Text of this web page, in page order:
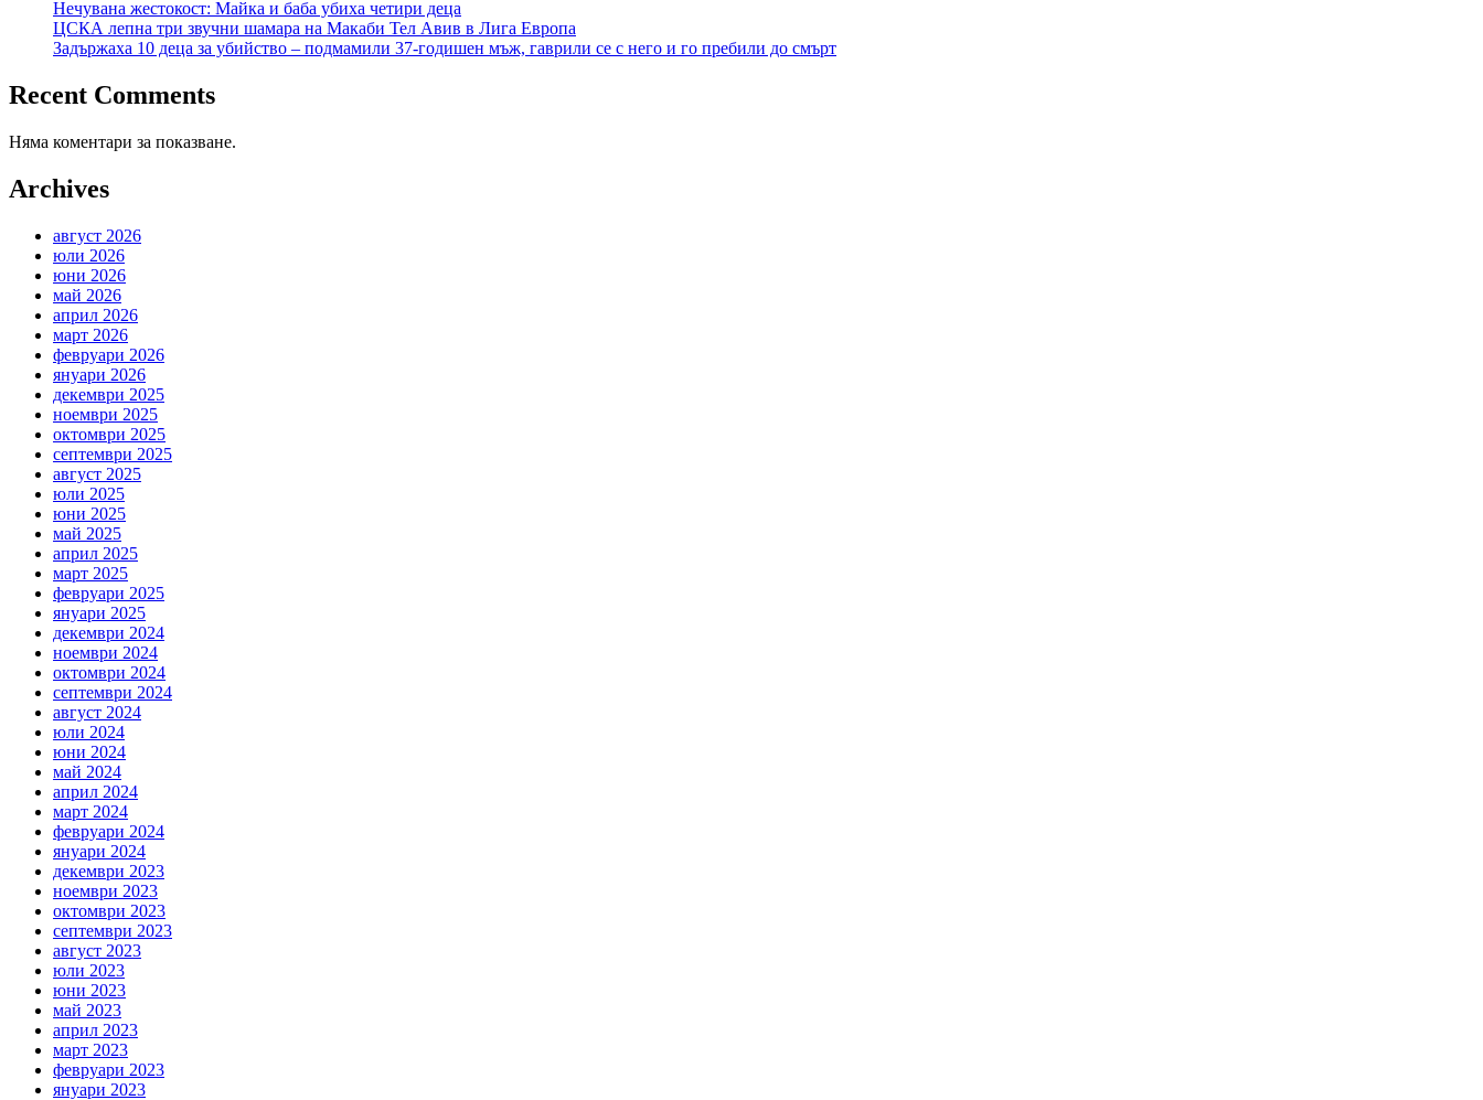
Нечувана жестокост: Майка и баба убиха четири деца
ЦСКА лепна три звучни шамара на Макаби Тел Авив в Лига Европа
Задържаха 10 деца за убийство – подмамили 37-годишен мъж, гаврили се с него и го пребили до смърт
Recent Comments
Няма коментари за показване.
Archives
август 2026
юли 2026
юни 2026
май 2026
април 2026
март 2026
февруари 2026
януари 2026
декември 2025
ноември 2025
октомври 2025
септември 2025
август 2025
юли 2025
юни 2025
май 2025
април 2025
март 2025
февруари 2025
януари 2025
декември 2024
ноември 2024
октомври 2024
септември 2024
август 2024
юли 2024
юни 2024
май 2024
април 2024
март 2024
февруари 2024
януари 2024
декември 2023
ноември 2023
октомври 2023
септември 2023
август 2023
юли 2023
юни 2023
май 2023
април 2023
март 2023
февруари 2023
януари 2023